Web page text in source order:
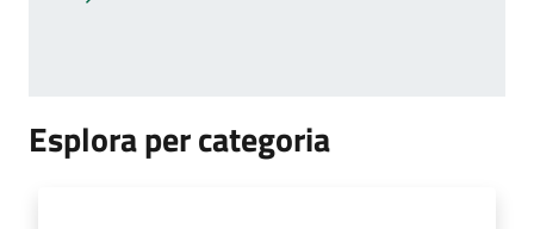
Pagina successiva
Esplora per categoria